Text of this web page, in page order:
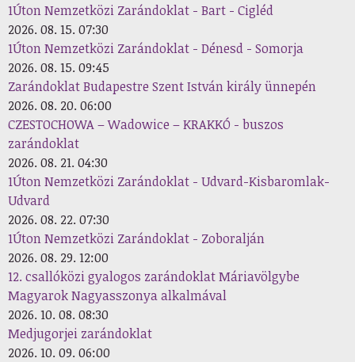
1Úton Nemzetközi Zarándoklat - Bart - Cigléd
2026. 08. 15. 07:30
1Úton Nemzetközi Zarándoklat - Dénesd - Somorja
2026. 08. 15. 09:45
Zarándoklat Budapestre Szent István király ünnepén
2026. 08. 20. 06:00
CZESTOCHOWA – Wadowice – KRAKKÓ - buszos
zarándoklat
2026. 08. 21. 04:30
1Úton Nemzetközi Zarándoklat - Udvard-Kisbaromlak-
Udvard
2026. 08. 22. 07:30
1Úton Nemzetközi Zarándoklat - Zoboralján
2026. 08. 29. 12:00
12. csallóközi gyalogos zarándoklat Máriavölgybe
Magyarok Nagyasszonya alkalmával
2026. 10. 08. 08:30
Medjugorjei zarándoklat
2026. 10. 09. 06:00